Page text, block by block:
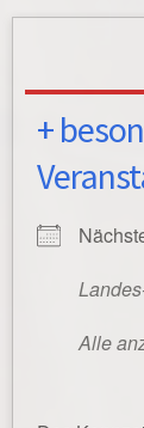
+
Alle